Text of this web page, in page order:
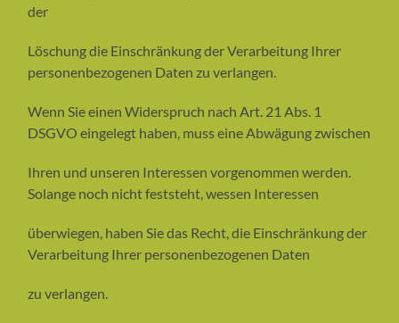
der
Löschung die Einschränkung der Verarbeitung Ihrer
personenbezogenen Daten zu verlangen.
Wenn Sie einen Widerspruch nach Art. 21 Abs. 1
DSGVO eingelegt haben, muss eine Abwägung zwischen
Ihren und unseren Interessen vorgenommen werden.
Solange noch nicht feststeht, wessen Interessen
überwiegen, haben Sie das Recht, die Einschränkung der
Verarbeitung Ihrer personenbezogenen Daten
zu verlangen.